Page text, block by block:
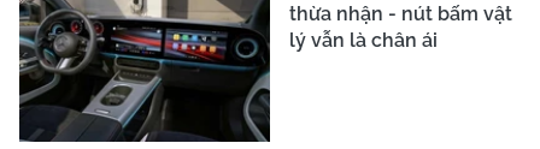
thừa nhận - nút bấm vật
lý vẫn là chân ái